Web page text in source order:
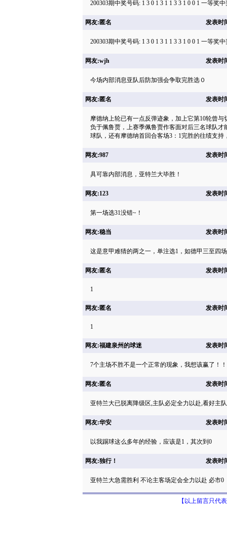
200303期中奖号码: 1 3 0 1 3 1 1 3 3 1 0 0 1 一等奖
网友:匿名 发表时
200303期中奖号码: 1 3 0 1 3 1 1 3 3 1 0 0 1 一等奖
网友:wjh 发表时
今场内部消息亚队后防加强会争取完胜选０
网友:匿名 发表时
摩德纳上轮已有一点反弹迹象，加上它第10轮曾
负于佩鲁贾，上赛季佩鲁贾作客面对后三名球队
球队，还有摩德纳首回合客场3：1完胜的往绩支持
网友:987 发表时
具可靠内部消息，亚特兰大毕胜！
网友:123 发表时
第一场选31没错~！
网友:稳当 发表时
这是意甲难猜的两之一，单注选1，如德甲三至四
网友:匿名 发表时
1
网友:匿名 发表时
1
网友:福建泉州的球迷 发表时
7个主场不胜不是一个正常的现象，我想该赢了！
网友:匿名 发表时
亚特兰大已脱离降级区,主队必定全力以赴,看好主
网友:华安 发表时
以我踢球这么多年的经验，应该是1，其次到0
网友:独行！ 发表时
亚特兰大急需胜利 不论主客场定会全力以赴 必市0
【以上留言只代